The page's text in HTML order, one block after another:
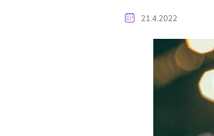
21.4.2022